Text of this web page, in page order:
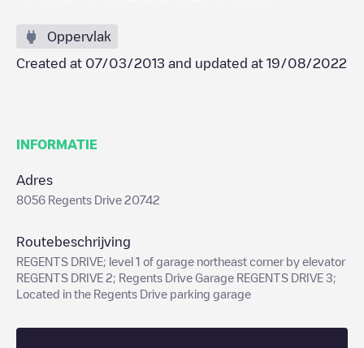
Oppervlak
Created at 07/03/2013 and updated at 19/08/2022
INFORMATIE
Adres
8056 Regents Drive 20742
Routebeschrijving
REGENTS DRIVE; level 1 of garage northeast corner by elevator
REGENTS DRIVE 2; Regents Drive Garage REGENTS DRIVE 3;
Located in the Regents Drive parking garage